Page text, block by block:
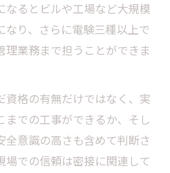
るとビルや工場など大規模
り、さらに電験三種以上で
業務まで担うことができま
格の有無だけではなく、実
での工事ができるか、そし
意識の高さも含めて判断さ
での信頼は密接に関連して